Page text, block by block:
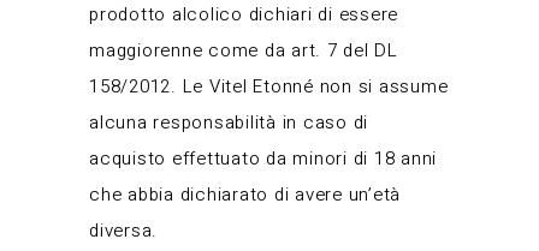
prodotto alcolico dichiari di essere
maggiorenne come da art. 7 del DL
158/2012. Le Vitel Etonné non si assume
alcuna responsabilità in caso di
acquisto effettuato da minori di 18 anni
che abbia dichiarato di avere un’età
diversa.